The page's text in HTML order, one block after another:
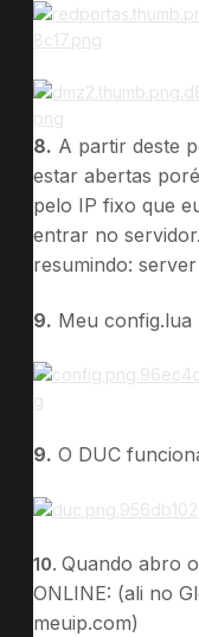
8. A partir deste
estar abertas
pelo IP fixo que
entrar no
resumindo:
9. Meu config.lua
9. O DUC
10. Quando abro
ONLINE: (ali no
meuip.com)